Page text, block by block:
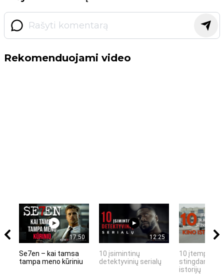
Rekomenduojami video
17:50
Se7en – kai tamsa
tampa meno kūriniu
12:25
10 įsimintinų
detektyvinių serialų
10 įtemptų,
stingdančių
istorijų